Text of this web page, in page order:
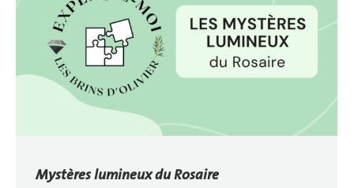
Mystères lumineux du Rosaire